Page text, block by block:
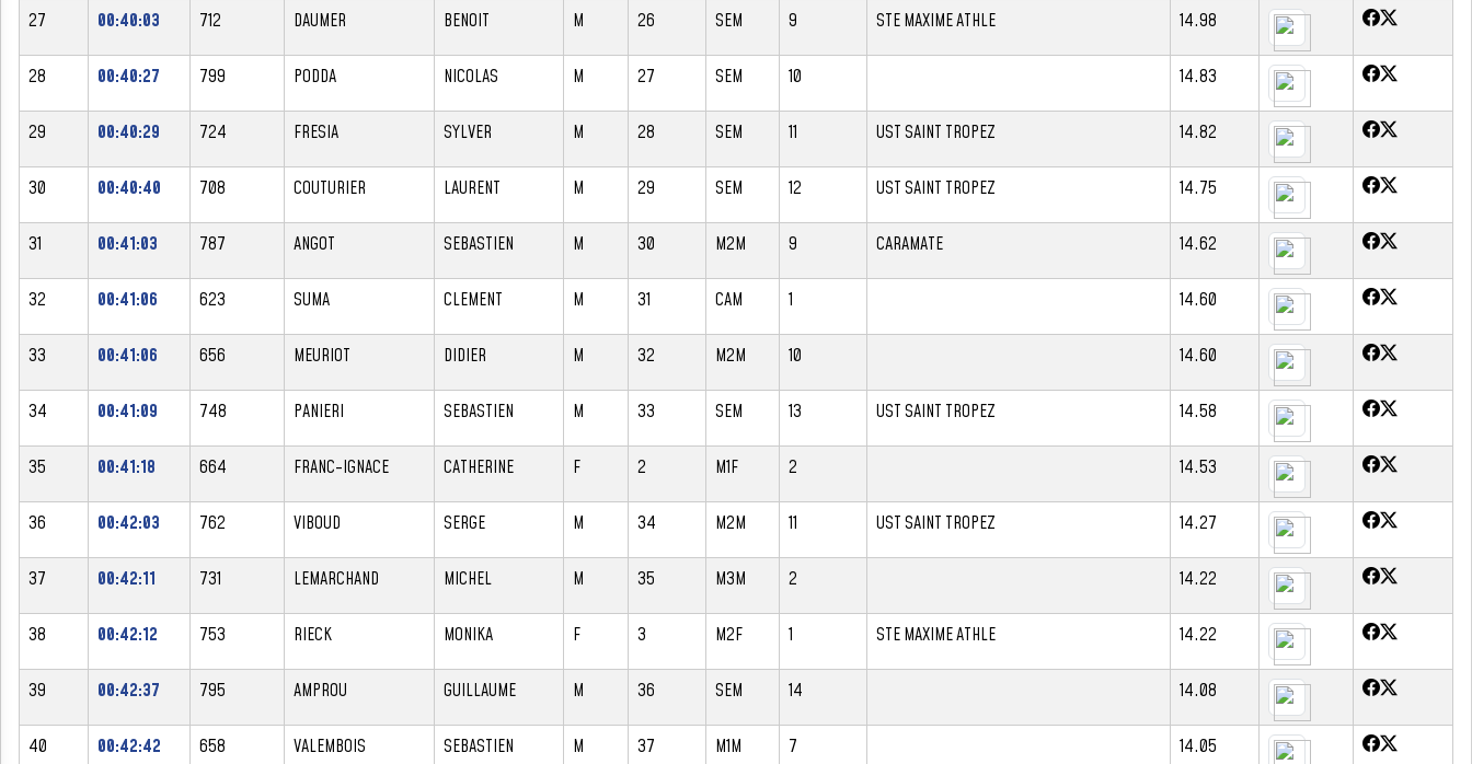
27 00:40:03 712 DAUMER BENOIT M 26 SEM 9 STE MAXIME ATHLE 14.98
28 00:40:27 799 PODDA NICOLAS M 27 SEM 10 14.83
29 00:40:29 724 FRESIA SYLVER M 28 SEM 11 UST SAINT TROPEZ 14.82
30 00:40:40 708 COUTURIER LAURENT M 29 SEM 12 UST SAINT TROPEZ 14.75
31 00:41:03 787 ANGOT SEBASTIEN M 30 M2M 9 CARAMATE 14.62
32 00:41:06 623 SUMA CLEMENT M 31 CAM 1 14.60
33 00:41:06 656 MEURIOT DIDIER M 32 M2M 10 14.60
34 00:41:09 748 PANIERI SEBASTIEN M 33 SEM 13 UST SAINT TROPEZ 14.58
35 00:41:18 664 FRANC-IGNACE CATHERINE F 2 M1F 2 14.53
36 00:42:03 762 VIBOUD SERGE M 34 M2M 11 UST SAINT TROPEZ 14.27
37 00:42:11 731 LEMARCHAND MICHEL M 35 M3M 2 14.22
38 00:42:12 753 RIECK MONIKA F 3 M2F 1 STE MAXIME ATHLE 14.22
39 00:42:37 795 AMPROU GUILLAUME M 36 SEM 14 14.08
40 00:42:42 658 VALEMBOIS SEBASTIEN M 37 M1M 7 14.05